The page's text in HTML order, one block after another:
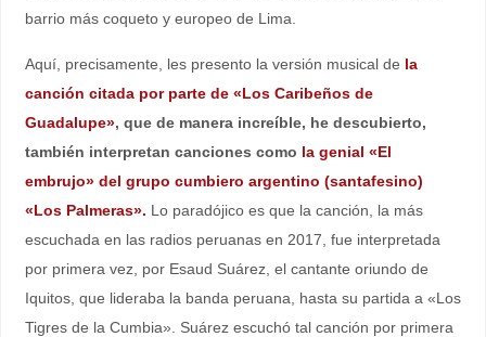
barrio más coqueto y europeo de Lima.
Aquí, precisamente, les presento la versión musical de la
canción citada por parte de «Los Caribeños de
Guadalupe», que de manera increíble, he descubierto,
también interpretan canciones como la genial «El
embrujo» del grupo cumbiero argentino (santafesino)
«Los Palmeras». Lo paradójico es que la canción, la más
escuchada en las radios peruanas en 2017, fue interpretada
por primera vez, por Esaud Suárez, el cantante oriundo de
Iquitos, que lideraba la banda peruana, hasta su partida a «Los
Tigres de la Cumbia». Suárez escuchó tal canción por primera